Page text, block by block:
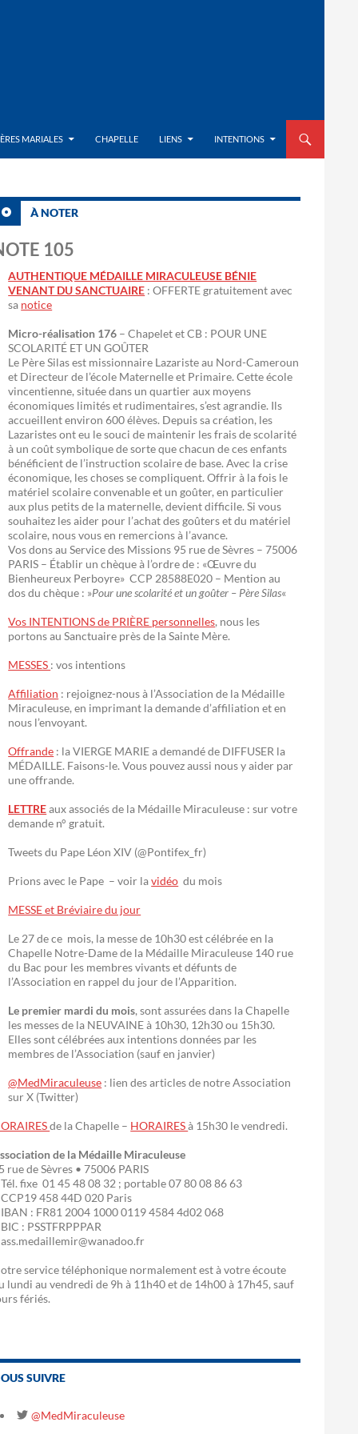
MARIALES
CHAPELLE LIENS INTENTIONS
À NOTER
105
AUTHENTIQUE MÉDAILLE MIRACULEUSE BÉNIE
VENANT DU SANCTUAIRE : OFFERTE gratuitement avec
sa notice
Micro-réalisation 176 – Chapelet et CB : POUR UNE
SCOLARITÉ ET UN GOÛTER
Le Père Silas est missionnaire Lazariste au Nord-Cameroun
et Directeur de l’école Maternelle et Primaire. Cette école
vincentienne, située dans un quartier aux moyens
économiques limités et rudimentaires, s’est agrandie. Ils
accueillent environ 600 élèves. Depuis sa création, les
Lazaristes ont eu le souci de maintenir les frais de scolarité
à un coût symbolique de sorte que chacun de ces enfants
bénéficient de l’instruction scolaire de base. Avec la crise
économique, les choses se compliquent. Offrir à la fois le
matériel scolaire convenable et un goûter, en particulier
aux plus petits de la maternelle, devient difficile. Si vous
souhaitez les aider pour l’achat des goûters et du matériel
scolaire, nous vous en remercions à l’avance.
Vos dons au Service des Missions 95 rue de Sèvres – 75006
PARIS – Établir un chèque à l’ordre de : «Œuvre du
Bienheureux Perboyre» CCP 28588E020 – Mention au
dos du chèque : »Pour une scolarité et un goûter – Père Silas«
Vos INTENTIONS de PRIÈRE personnelles, nous les
portons au Sanctuaire près de la Sainte Mère.
MESSES : vos intentions
Affiliation : rejoignez-nous à l’Association de la Médaille
Miraculeuse, en imprimant la demande d’affiliation et en
nous l’envoyant.
Offrande : la VIERGE MARIE a demandé de DIFFUSER la
MÉDAILLE. Faisons-le. Vous pouvez aussi nous y aider par
une offrande.
LETTREaux associés de la Médaille Miraculeuse : sur votre
demande n° gratuit.
Tweets du Pape Léon XIV (@Pontifex_fr)
Prions avec le Pape – voir lavidéo du mois
MESSE et Bréviaire du jour
Le 27 de ce mois, la messe de 10h30 est célébrée en la
Chapelle Notre-Dame de la Médaille Miraculeuse 140 rue
du Bac pour les membres vivants et défunts de
l’Association en rappel du jour de l’Apparition.
Le premier mardi du mois, sont assurées dans la Chapelle
les messes de la NEUVAINE à 10h30, 12h30 ou 15h30.
Elles sont célébrées aux intentions données par les
membres de l’Association (sauf en janvier)
@MedMiraculeuse : lien des articles de notre Association
sur X (Twitter)
de la Chapelle – HORAIRESà 15h30 le vendredi.
de la Médaille Miraculeuse
rue de Sèvres • 75006 PARIS
fixe 01 45 48 08 32 ; portable 07 80 08 86 63
458 44D 020 Paris
: FR81 2004 1000 0119 4584 4d02 068
: PSSTFRPPPAR
service téléphonique normalement est à votre écoute
lundi au vendredi de 9h à 11h40 et de 14h00 à 17h45, sauf
fériés.
SUIVRE
@MedMiraculeuse